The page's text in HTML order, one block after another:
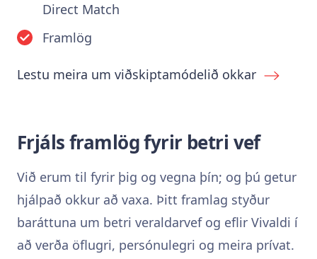
Direct Match
Framlög
Lestu meira um viðskiptamódelið okkar
Frjáls framlög fyrir betri vef
Við erum til fyrir þig og vegna þín; og þú getur
hjálpað okkur að vaxa. Þitt framlag styður
baráttuna um betri veraldarvef og eflir Vivaldi í
að verða öflugri, persónulegri og meira prívat.